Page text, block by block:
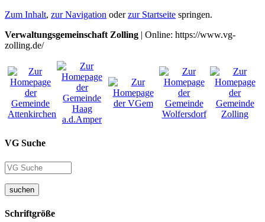
Zum Inhalt, zur Navigation oderzur Startseite springen.
Verwaltungsgemeinschaft Zolling | Online: https://www.vg-
zolling.de/
VG Suche
suchen
Schriftgröße